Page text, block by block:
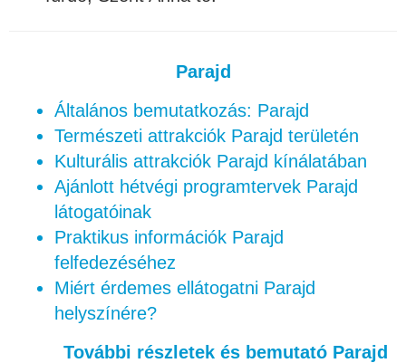
Parajd
Általános bemutatkozás: Parajd
Természeti attrakciók Parajd területén
Kulturális attrakciók Parajd kínálatában
Ajánlott hétvégi programtervek Parajd
látogatóinak
Praktikus információk Parajd
felfedezéséhez
Miért érdemes ellátogatni Parajd
helyszínére?
További részletek és bemutató Parajd